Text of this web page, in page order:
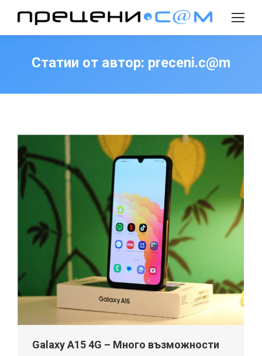
Search:
Статии от автор: preceni.c@m
Galaxy A15 4G – Много възможности